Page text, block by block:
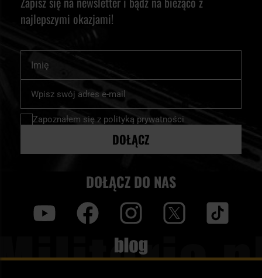
najlepszymi okazjami!
nasz
newsletter:
Zapoznałem się z polityką prywatności
DOŁĄCZ
DOŁĄCZ DO NAS
Blog